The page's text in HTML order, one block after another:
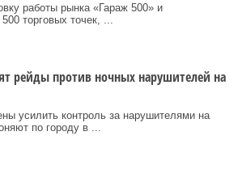
работы рынка «Гараж 500» и
торговых точек, ...
рейды против ночных нарушителей на
усилить контроль за нарушителями на
по городу в ...